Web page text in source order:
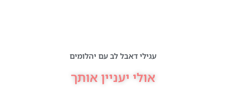
עגילי דאבל לב עם יהלומים
אולי יעניין אותך